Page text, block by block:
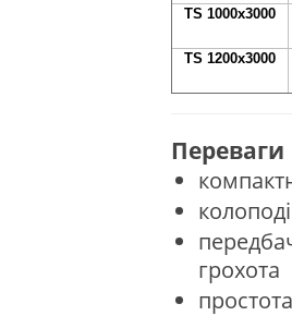
TS 1000x3000
TS 1200x3000
Переваги
грохота